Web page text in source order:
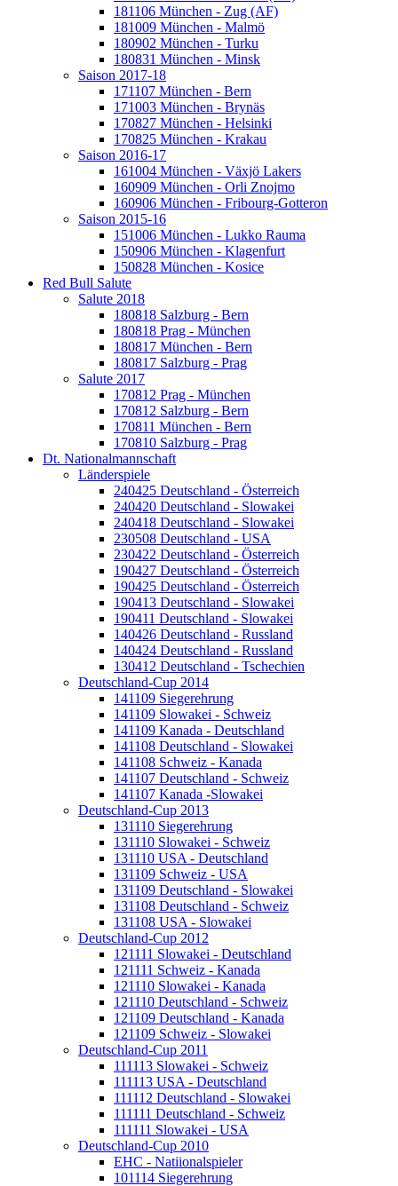
181106 München - Zug (AF)
181009 München - Malmö
180902 München - Turku
180831 München - Minsk
Saison 2017-18
171107 München - Bern
171003 München - Brynäs
170827 München - Helsinki
170825 München - Krakau
Saison 2016-17
161004 München - Växjö Lakers
160909 München - Orli Znojmo
160906 München - Fribourg-Gotteron
Saison 2015-16
151006 München - Lukko Rauma
150906 München - Klagenfurt
150828 München - Kosice
Red Bull Salute
Salute 2018
180818 Salzburg - Bern
180818 Prag - München
180817 München - Bern
180817 Salzburg - Prag
Salute 2017
170812 Prag - München
170812 Salzburg - Bern
170811 München - Bern
170810 Salzburg - Prag
Dt. Nationalmannschaft
Länderspiele
240425 Deutschland - Österreich
240420 Deutschland - Slowakei
240418 Deutschland - Slowakei
230508 Deutschland - USA
230422 Deutschland - Österreich
190427 Deutschland - Österreich
190425 Deutschland - Österreich
190413 Deutschland - Slowakei
190411 Deutschland - Slowakei
140426 Deutschland - Russland
140424 Deutschland - Russland
130412 Deutschland - Tschechien
Deutschland-Cup 2014
141109 Siegerehrung
141109 Slowakei - Schweiz
141109 Kanada - Deutschland
141108 Deutschland - Slowakei
141108 Schweiz - Kanada
141107 Deutschland - Schweiz
141107 Kanada -Slowakei
Deutschland-Cup 2013
131110 Siegerehrung
131110 Slowakei - Schweiz
131110 USA - Deutschland
131109 Schweiz - USA
131109 Deutschland - Slowakei
131108 Deutschland - Schweiz
131108 USA - Slowakei
Deutschland-Cup 2012
121111 Slowakei - Deutschland
121111 Schweiz - Kanada
121110 Slowakei - Kanada
121110 Deutschland - Schweiz
121109 Deutschland - Kanada
121109 Schweiz - Slowakei
Deutschland-Cup 2011
111113 Slowakei - Schweiz
111113 USA - Deutschland
111112 Deutschland - Slowakei
111111 Deutschland - Schweiz
111111 Slowakei - USA
Deutschland-Cup 2010
EHC - Natiionalspieler
101114 Siegerehrung